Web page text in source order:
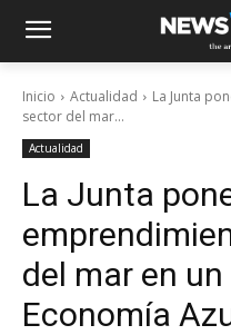
Inicio Actualidad
La Junta
sector del mar...
Actualidad
La Junta
del mar en un
Economía